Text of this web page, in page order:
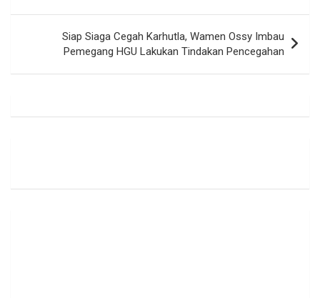
Siap Siaga Cegah Karhutla, Wamen Ossy Imbau
Pemegang HGU Lakukan Tindakan Pencegahan